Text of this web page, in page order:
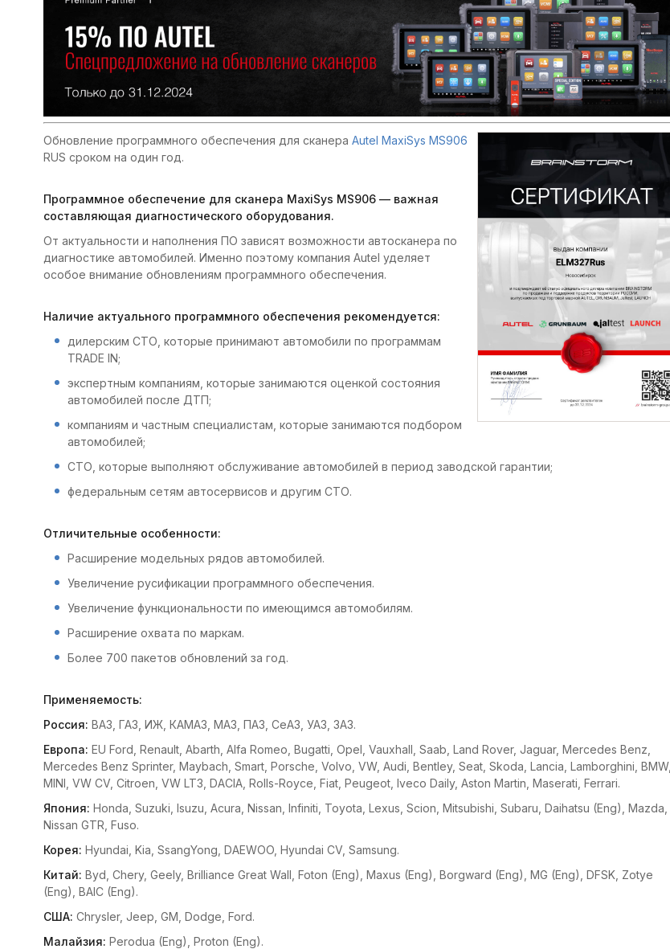
Обновление программного обеспечения для сканера Autel MaxiSys MS906
RUS сроком на один год.
Программное обеспечение для сканера MaxiSys MS906 — важная
составляющая диагностического оборудования.
От актуальности и наполнения ПО зависят возможности автосканера по
диагностике автомобилей. Именно поэтому компания Autel уделяет
особое внимание обновлениям программного обеспечения.
Наличие актуального программного обеспечения рекомендуется:
дилерским СТО, которые принимают автомобили по программам
TRADE IN;
экспертным компаниям, которые занимаются оценкой состояния
автомобилей после ДТП;
компаниям и частным специалистам, которые занимаются подбором
автомобилей;
СТО, которые выполняют обслуживание автомобилей в период заводской гарантии;
федеральным сетям автосервисов и другим СТО.
Отличительные особенности:
Расширение модельных рядов автомобилей.
Увеличение русификации программного обеспечения.
Увеличение функциональности по имеющимся автомобилям.
Расширение охвата по маркам.
Более 700 пакетов обновлений за год.
Применяемость:
Россия: ВАЗ, ГАЗ, ИЖ, КАМАЗ, МАЗ, ПАЗ, СеАЗ, УАЗ, ЗАЗ.
Европа: EU Ford, Renault, Abarth, Alfa Romeo, Bugatti, Opel, Vauxhall, Saab, Land Rover, Jaguar, Mercedes Benz,
Mercedes Benz Sprinter, Maybach, Smart, Porsche, Volvo, VW, Audi, Bentley, Seat, Skoda, Lancia, Lamborghini, BMW,
MINI, VW CV, Citroen, VW LT3, DACIA, Rolls-Royce, Fiat, Peugeot, Iveco Daily, Aston Martin, Maserati, Ferrari.
Япония: Honda, Suzuki, Isuzu, Acura, Nissan, Infiniti, Toyota, Lexus, Scion, Mitsubishi, Subaru, Daihatsu (Eng), Mazda,
Nissan GTR, Fuso.
Корея: Hyundai, Kia, SsangYong, DAEWOO, Hyundai CV, Samsung.
Китай: Byd, Chery, Geely, Brilliance Great Wall, Foton (Eng), Maxus (Eng), Borgward (Eng), MG (Eng), DFSK, Zotye
(Eng), BAIC (Eng).
США: Chrysler, Jeep, GM, Dodge, Ford.
Малайзия: Perodua (Eng), Proton (Eng).